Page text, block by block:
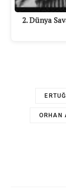
2. Dünya
ORHAN